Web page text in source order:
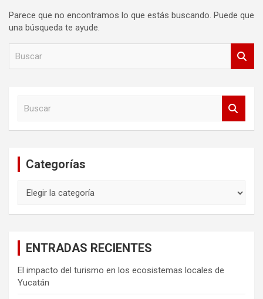
Parece que no encontramos lo que estás buscando. Puede que
una búsqueda te ayude.
Categorías
ENTRADAS RECIENTES
El impacto del turismo en los ecosistemas locales de
Yucatán